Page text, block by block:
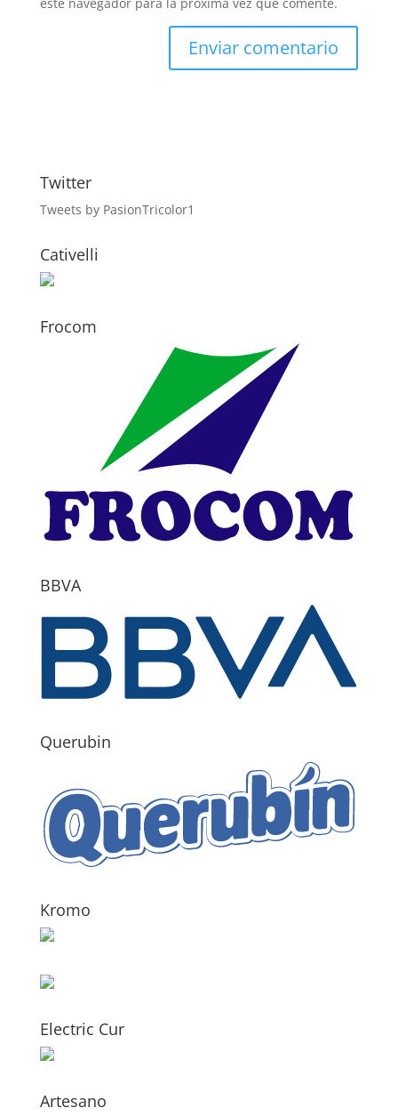
Twitter
Tweets by PasionTricolor1
Cativelli
Frocom
BBVA
Querubin
Kromo
Electric Cur
Artesano